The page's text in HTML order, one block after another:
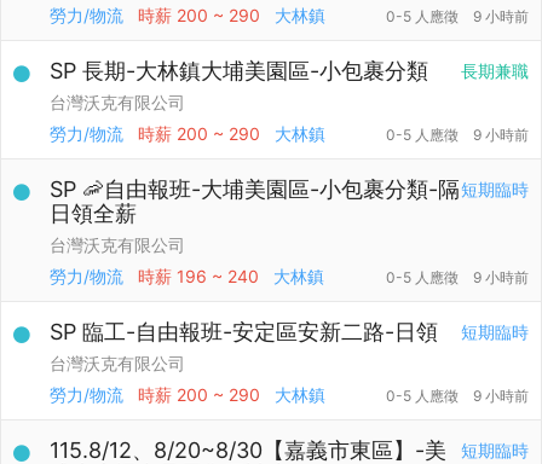
勞力/物流
時薪 200 ~ 290 大林鎮 0-5 人應徵 9 小時前
長期兼職
SP 長期-大林鎮大埔美園區-小包裹分類
台灣沃克有限公司
勞力/物流
時薪 200 ~ 290 大林鎮 0-5 人應徵 9 小時前
短期臨時
SP 🦐自由報班-大埔美園區-小包裹分類-隔
日領全薪
台灣沃克有限公司
勞力/物流
時薪 196 ~ 240 大林鎮 0-5 人應徵 9 小時前
短期臨時
SP 臨工-自由報班-安定區安新二路-日領
台灣沃克有限公司
勞力/物流
時薪 200 ~ 290 大林鎮 0-5 人應徵 9 小時前
短期臨時
115.8/12、8/20~8/30【嘉義市東區】-美